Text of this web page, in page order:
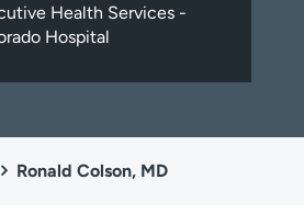
Connection
Clases y eventos
Profesionales
Health Services -
Hospital
Ronald Colson, MD